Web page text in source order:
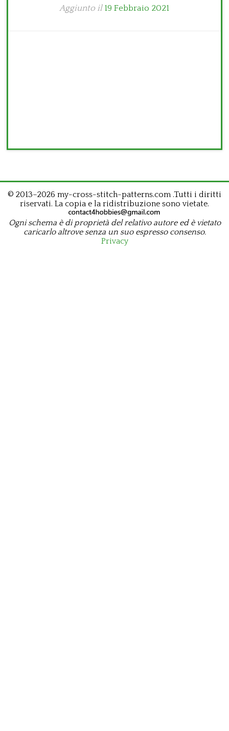
Aggiunto il 19 Febbraio 2021
© 2013–2026 my-cross-stitch-patterns.com .Tutti i diritti
riservati. La copia e la ridistribuzione sono vietate.
Ogni schema è di proprietà del relativo autore ed è vietato
caricarlo altrove senza un suo espresso consenso.
Privacy